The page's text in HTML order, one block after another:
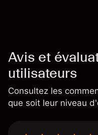
Avis et
utilisateurs
Consultez les
que soit leur niveau